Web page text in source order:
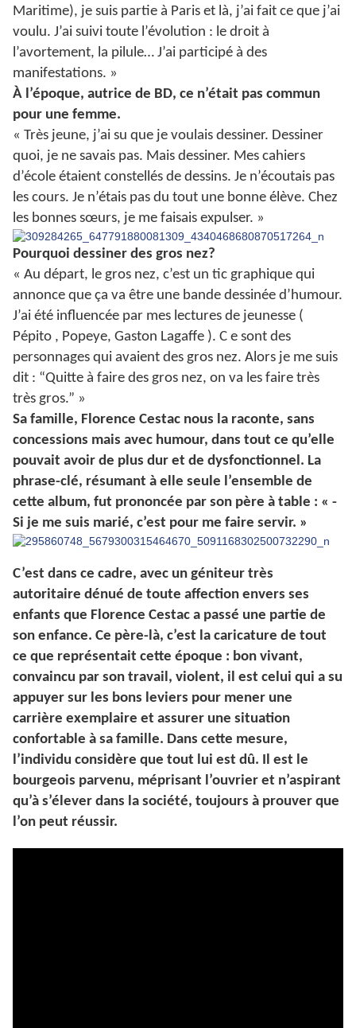
Maritime), je suis partie à Paris et là, j’ai fait ce que j’ai
voulu. J’ai suivi toute l’évolution : le droit à
l’avortement, la pilule… J’ai participé à des
manifestations. »
À l’époque, autrice de BD, ce n’était pas commun
pour une femme.
« Très jeune, j’ai su que je voulais dessiner. Dessiner
quoi, je ne savais pas. Mais dessiner. Mes cahiers
d’école étaient constellés de dessins. Je n’écoutais pas
les cours. Je n’étais pas du tout une bonne élève. Chez
les bonnes sœurs, je me faisais expulser. »
Pourquoi dessiner des gros nez?
« Au départ, le gros nez, c’est un tic graphique qui
annonce que ça va être une bande dessinée d’humour.
J’ai été influencée par mes lectures de jeunesse (
Pépito , Popeye, Gaston Lagaffe ). C e sont des
personnages qui avaient des gros nez. Alors je me suis
dit : “Quitte à faire des gros nez, on va les faire très
très gros.” »
Sa famille, Florence Cestac nous la raconte, sans
concessions mais avec humour, dans tout ce qu’elle
pouvait avoir de plus dur et de dysfonctionnel. La
phrase-clé, résumant à elle seule l’ensemble de
cette album, fut prononcée par son père à table : « -
Si je me suis marié, c’est pour me faire servir. »
C’est dans ce cadre, avec un géniteur très
autoritaire dénué de toute affection envers ses
enfants que Florence Cestac a passé une partie de
son enfance. Ce père-là, c’est la caricature de tout
ce que représentait cette époque : bon vivant,
convaincu par son travail, violent, il est celui qui a su
appuyer sur les bons leviers pour mener une
carrière exemplaire et assurer une situation
confortable à sa famille. Dans cette mesure,
l’individu considère que tout lui est dû. Il est le
bourgeois parvenu, méprisant l’ouvrier et n’aspirant
qu’à s’élever dans la société, toujours à prouver que
l’on peut réussir.